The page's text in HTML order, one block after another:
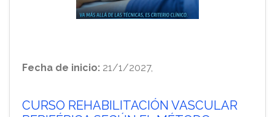
Fecha de inicio: 21/1/2027,
CURSO REHABILITACIÓN VASCULAR